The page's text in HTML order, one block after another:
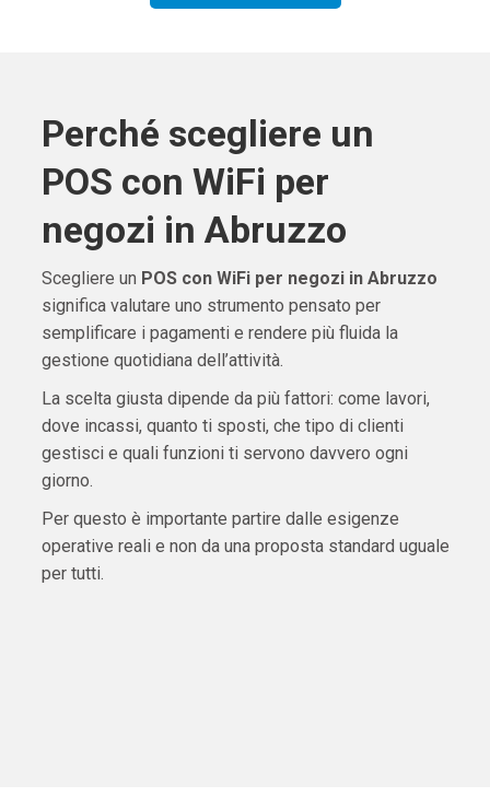
Perché scegliere un
POS con WiFi per
negozi in Abruzzo
Scegliere un POS con WiFi per negozi in Abruzzo
significa valutare uno strumento pensato per
semplificare i pagamenti e rendere più fluida la
gestione quotidiana dell’attività.
La scelta giusta dipende da più fattori: come lavori,
dove incassi, quanto ti sposti, che tipo di clienti
gestisci e quali funzioni ti servono davvero ogni
giorno.
Per questo è importante partire dalle esigenze
operative reali e non da una proposta standard uguale
per tutti.